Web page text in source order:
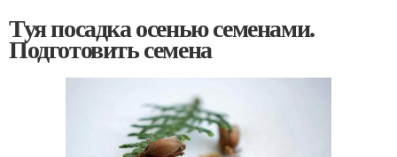
Туя посадка осенью семенами.
Подготовить семена